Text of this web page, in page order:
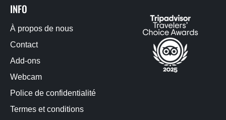
INFO
À propos de nous
Contact
Add-ons
Webcam
Police de confidentialité
Termes et conditions